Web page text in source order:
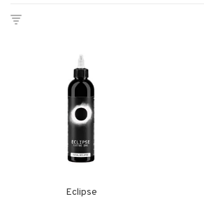
Eclipse